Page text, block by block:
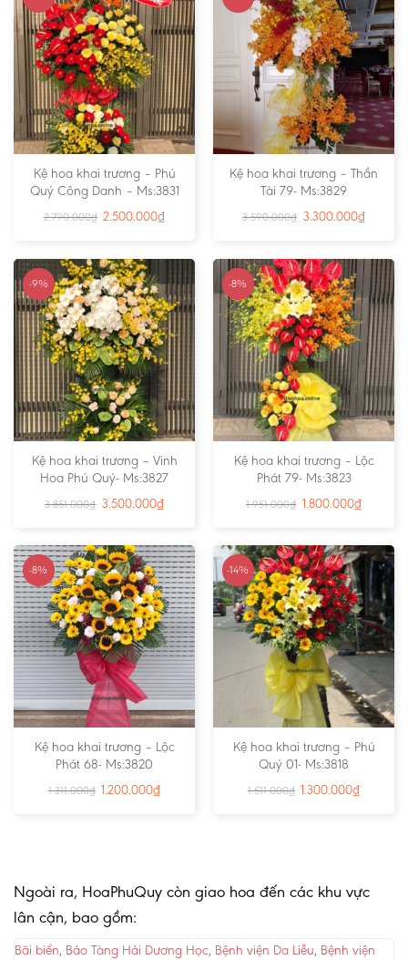
Kệ hoa khai trương – Phú
Quý Công Danh – Ms:3831
2.790.000₫ 2.500.000₫
Kệ hoa khai trương – Thần
Tài 79- Ms:3829
3.590.000₫ 3.300.000₫
-9%
Kệ hoa khai trương – Vinh
Hoa Phú Quý- Ms:3827
3.851.000₫ 3.500.000₫
-8%
Kệ hoa khai trương – Lộc
Phát 79- Ms:3823
1.951.000₫ 1.800.000₫
-8%
Kệ hoa khai trương – Lộc
Phát 68- Ms:3820
1.311.000₫ 1.200.000₫
-14%
Kệ hoa khai trương – Phú
Quý 01- Ms:3818
1.511.000₫ 1.300.000₫
Ngoài ra, HoaPhuQuy còn giao hoa đến các khu vực
lân cận, bao gồm:
Bãi biển, Bảo Tàng Hải Dương Học, Bệnh viện Da Liễu, Bệnh viện